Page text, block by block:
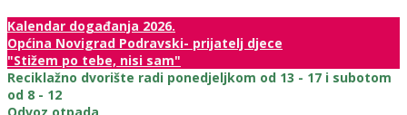
Kalendar događanja 2026.
Općina Novigrad Podravski- prijatelj djece
"Stižem po tebe, nisi sam"
Reciklažno dvorište radi ponedjeljkom od 13 - 17 i subotom
od 8 - 12
Odvoz otpada